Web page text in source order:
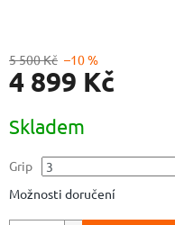
5 500 Kč –10 %
4 899 Kč
cena:
Skladem
Grip
Možnosti doručení